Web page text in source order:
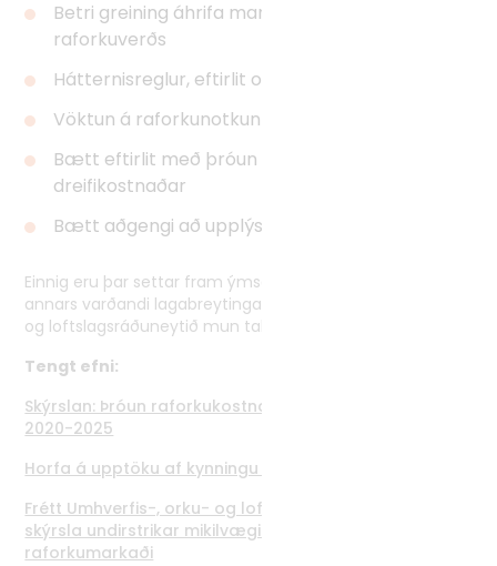
Betri greining áhrifa markaða á þróun
raforkuverðs
Hátternisreglur, eftirlit og viðurlög
Vöktun á raforkunotkun stórnotenda
Bætt eftirlit með þróun flutnings- og
dreifikostnaðar
Bætt aðgengi að upplýsingum
Einnig eru þar settar fram ýmsar úrbótatillögur, meðal
annars varðandi lagabreytingar sem umhverfis-, orku-
og loftslagsráðuneytið mun taka til umfjöllunar.
Tengt efni:
Skýrslan: Þróun raforkukostnaðar og áhrif á notendur
2020-2025
Horfa á upptöku af kynningu á skýrslunni
Frétt Umhverfis-, orku- og loftslagsráðuneytis: Ný
skýrsla undirstrikar mikilvægi hátternisreglna á
raforkumarkaði